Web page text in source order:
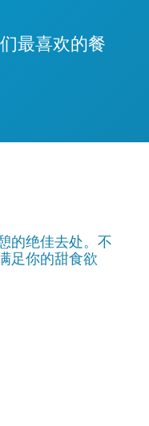
最喜欢的餐
的绝佳去处。不
足你的甜食欲